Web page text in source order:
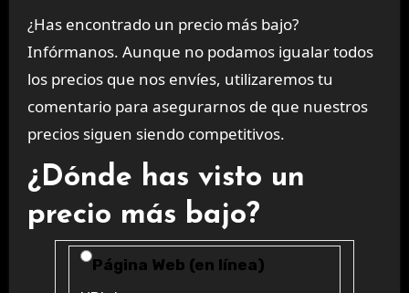
¿Has encontrado un precio más bajo?
Infórmanos. Aunque no podamos igualar todos
los precios que nos envíes, utilizaremos tu
comentario para asegurarnos de que nuestros
precios siguen siendo competitivos.
¿Dónde has visto un
precio más bajo?
Price Availability
Página Web (en línea)